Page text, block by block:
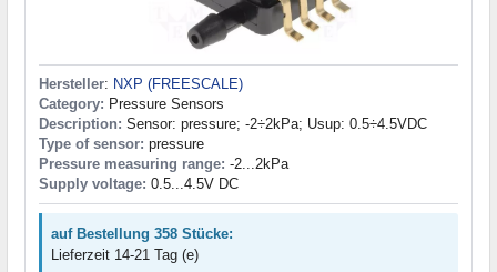
Hersteller: NXP (FREESCALE)
Category: Pressure Sensors
Description: Sensor: pressure; -2÷2kPa; Usup: 0.5÷4.5VDC
Type of sensor: pressure
Pressure measuring range: -2...2kPa
Supply voltage: 0.5...4.5V DC
auf Bestellung 358 Stücke:
Lieferzeit 14-21 Tag (e)